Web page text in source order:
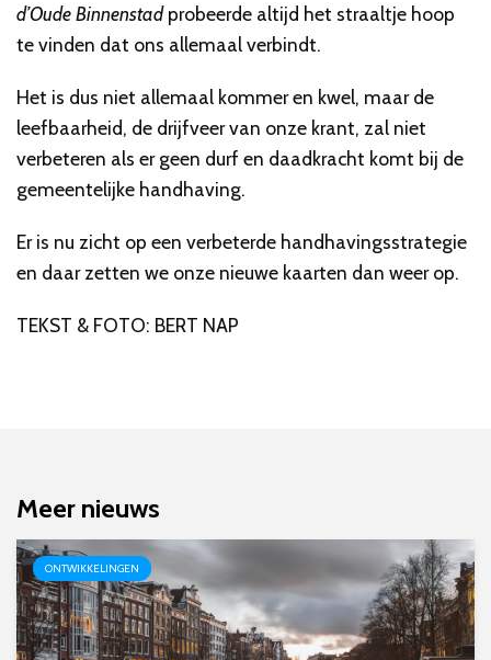
d’Oude Binnenstadprobeerde altijd het straaltje hoop
te vinden dat ons allemaal verbindt.
Het is dus niet allemaal kommer en kwel, maar de
leefbaarheid, de drijfveer van onze krant, zal niet
verbeteren als er geen durf en daadkracht komt bij de
gemeentelijke handhaving.
Er is nu zicht op een verbeterde handhavingsstrategie
en daar zetten we onze nieuwe kaarten dan weer op.
TEKST & FOTO: BERT NAP
Meer nieuws
ONTWIKKELINGEN